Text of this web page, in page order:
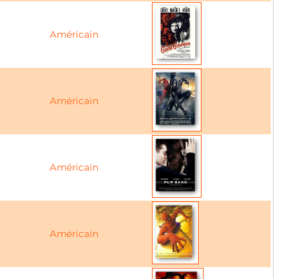
Américain
Américain
Américain
Américain